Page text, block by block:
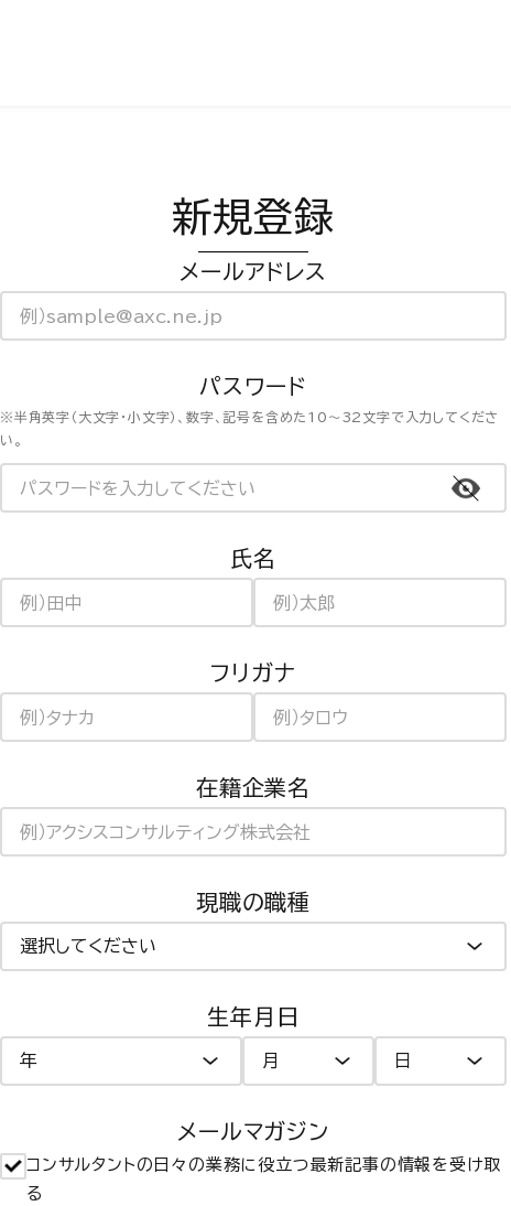
新規登録
メールアドレス
パスワード
※半角英字（大文字・小文字）、数字、記号を含めた10〜32文字で入力してくださ
い。
氏名
フリガナ
在籍企業名
現職の職種
生年月日
メールマガジン
コンサルタントの日々の業務に役立つ最新記事の情報を受け取
る